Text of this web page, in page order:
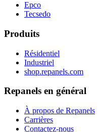
Epco
Tecsedo
Produits
Résidentiel
Industriel
shop.repanels.com
Repanels en général
À propos de Repanels
Carrières
Contactez-nous